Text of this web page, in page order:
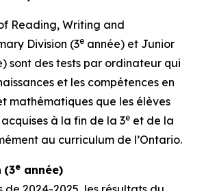
Reading, Writing and
Division (3e année) et Junior
sont des tests par ordinateur qui
et les compétences en
mathématiques que les élèves
à la fin de la 3e et de la
au curriculum de l’Ontario.
(3e année)